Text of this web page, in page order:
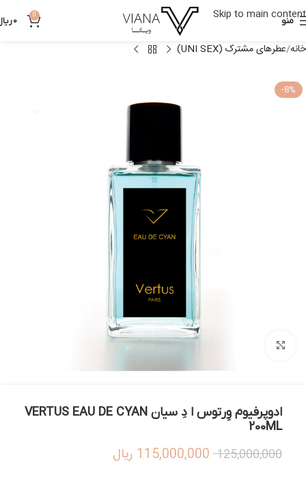
Skip to main content
منو 0
0
خانه عطرهای مشترک (UNI SEX)
-8%
ادوپرفیوم وِرتوس ا دِ سیان VERTUS EAU DE CYAN
200ML
125,000,000
115,000,000 ریال